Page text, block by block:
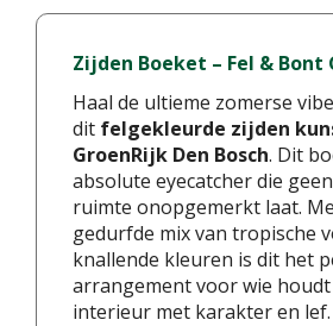
Zijden Boeket – Fel & Bont
Haal de ultieme zomerse
dit felgekleurde zijden
GroenRijk Den Bosch. Dit
absolute eyecatcher die
ruimte onopgemerkt laat.
gedurfde mix van tropische
knallende kleuren is dit het
arrangement voor wie houdt
interieur met karakter en lef.